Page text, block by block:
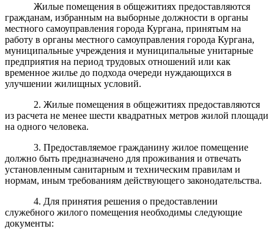
Жилые помещения в общежитиях предоставляются
гражданам, избранным на выборные должности в органы
местного самоуправления города Кургана, принятым на
работу в органы местного самоуправления города Кургана,
муниципальные учреждения и муниципальные унитарные
предприятия на период трудовых отношений или как
временное жилье до подхода очереди нуждающихся в
улучшении жилищных условий.
2. Жилые помещения в общежитиях предоставляются
из расчета не менее шести квадратных метров жилой площади
на одного человека.
3. Предоставляемое гражданину жилое помещение
должно быть предназначено для проживания и отвечать
установленным санитарным и техническим правилам и
нормам, иным требованиям действующего законодательства.
4. Для принятия решения о предоставлении
служебного жилого помещения необходимы следующие
документы: